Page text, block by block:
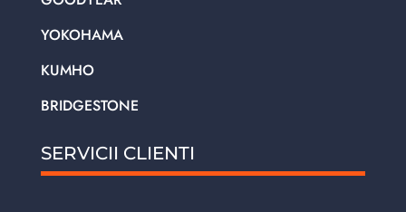
YOKOHAMA
KUMHO
BRIDGESTONE
SERVICII CLIENTI